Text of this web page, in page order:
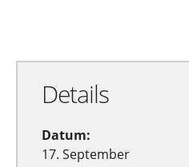
Details
Datum:
17. September